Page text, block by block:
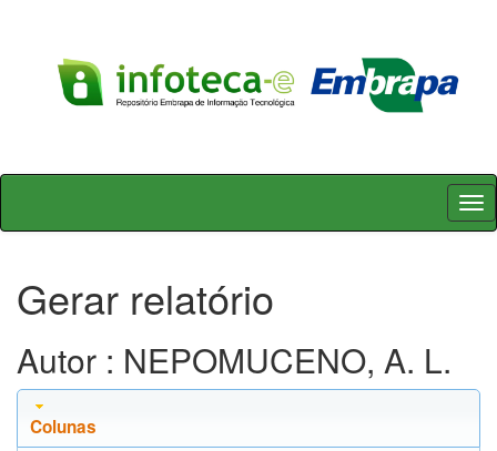
Skip
Gerar relatório
Autor : NEPOMUCENO, A. L.
Colunas